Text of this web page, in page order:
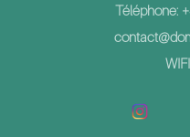
Téléphone: